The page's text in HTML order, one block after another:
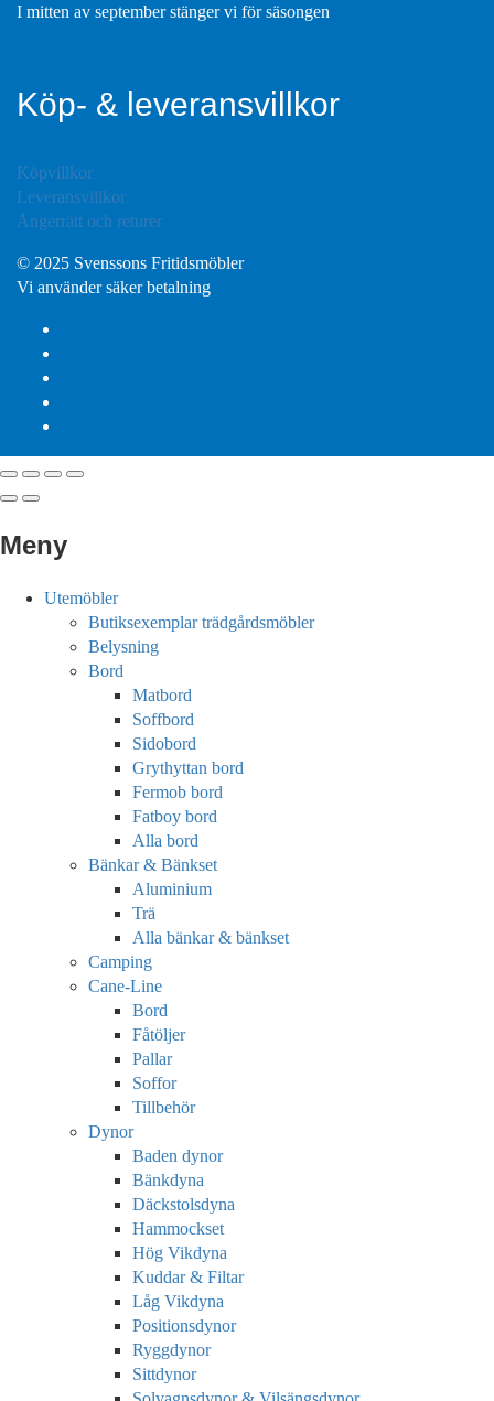
I mitten av september stänger vi för säsongen
Köp- & leveransvillkor
Köpvillkor
Leveransvillkor
Ångerrätt och returer
© 2025 Svenssons Fritidsmöbler
Vi använder säker betalning
Meny
Utemöbler
Butiksexemplar trädgårdsmöbler
Belysning
Bord
Matbord
Soffbord
Sidobord
Grythyttan bord
Fermob bord
Fatboy bord
Alla bord
Bänkar & Bänkset
Aluminium
Trä
Alla bänkar & bänkset
Camping
Cane-Line
Bord
Fåtöljer
Pallar
Soffor
Tillbehör
Dynor
Baden dynor
Bänkdyna
Däckstolsdyna
Hammockset
Hög Vikdyna
Kuddar & Filtar
Låg Vikdyna
Positionsdynor
Ryggdynor
Sittdynor